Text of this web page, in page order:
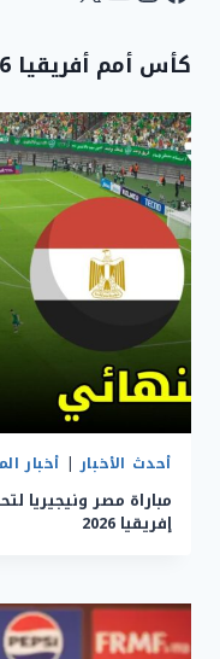
كأس أمم أفريقيا 2026
أحدث الأخبار| أخبار
مباراة مصر ونيجيريا
إفريقيا 2026